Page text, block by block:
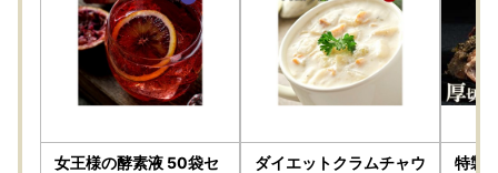
請のほか、あなたが寄附した情報の確認もできます。
ふるさと納税で寄附したあと、さまざまな便利な機能が無料
で利用できる”あなただけ”の専用ページです。
ぜひご利用ください。
女王様の酵素液 50袋セ
ダイエットクラムチャウ
特製